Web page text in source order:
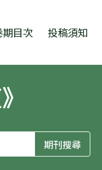
期目次 投稿須知